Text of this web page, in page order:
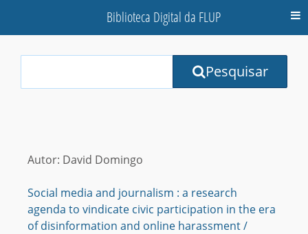
Biblioteca Digital da FLUP
Terms:
Pesquisar
Autor: David Domingo
Social media and journalism : a research
agenda to vindicate civic participation in the era
of disinformation and online harassment /